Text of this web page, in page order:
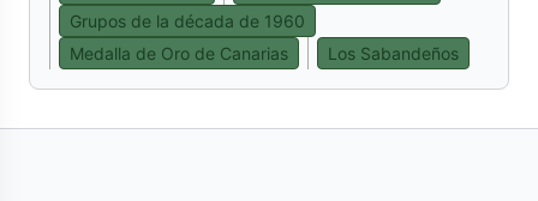
Grupos de la década de 1960
Medalla de Oro de Canarias
Los Sabandeños